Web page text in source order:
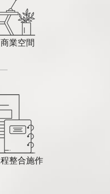
業空間
整合施作